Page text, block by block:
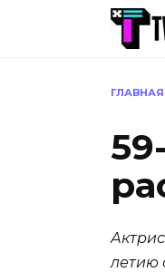
ГЛАВНАЯ
летию